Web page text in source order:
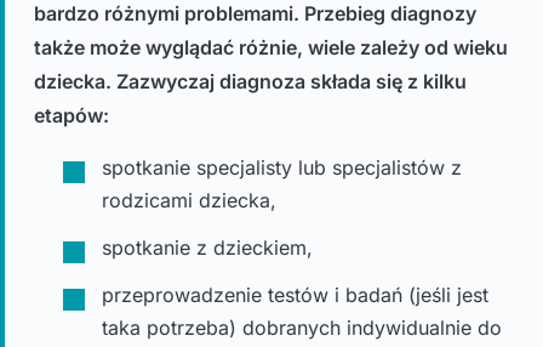
bardzo różnymi problemami. Przebieg diagnozy
także może wyglądać różnie, wiele zależy od wieku
dziecka. Zazwyczaj diagnoza składa się z kilku
etapów:
spotkanie specjalisty lub specjalistów z
rodzicami dziecka,
spotkanie z dzieckiem,
przeprowadzenie testów i badań (jeśli jest
taka potrzeba) dobranych indywidualnie do